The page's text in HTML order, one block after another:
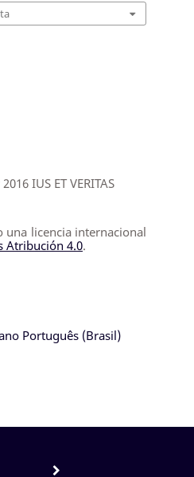
IUS ET VERITAS
una licencia internacional
Atribución 4.0.
Português (Brasil)